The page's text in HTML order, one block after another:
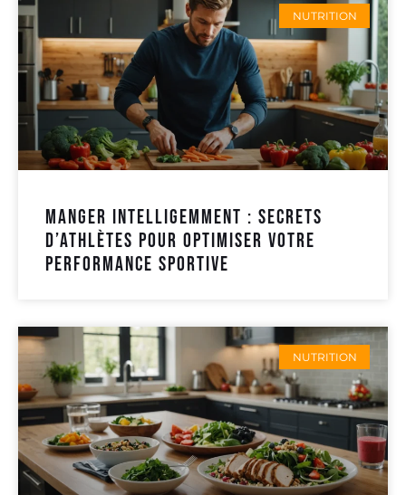
NUTRITION
Manger intelligemment : secrets
d’athlètes pour optimiser votre
performance sportive
NUTRITION